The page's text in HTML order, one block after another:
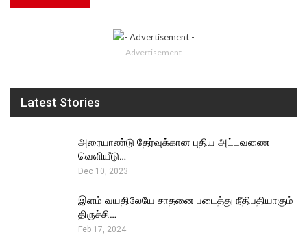
- Advertisement -
Latest Stories
அரையாண்டு தேர்வுக்கான புதிய அட்டவணை
வெளியீடு…
Dec 10, 2023
இளம் வயதிலேயே சாதனை படைத்து நீதிபதியாகும்
திருச்சி…
Feb 17, 2024